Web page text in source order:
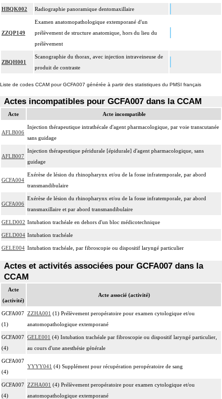
HBQK002 Radiographie panoramique dentomaxillaire
ZZQP149
Examen anatomopathologique extemporané d'un
prélèvement de structure anatomique, hors du lieu du
prélèvement
ZBQH001
Scanographie du thorax, avec injection intraveineuse de
produit de contraste
Liste de codes CCAM pour GCFA007 générée à partir des statistiques du PMSI français
Actes incompatibles pour GCFA007 dans la CCAM
Acte Acte incompatible
AFLB006
Injection thérapeutique intrathécale d'agent pharmacologique, par voie transcutanée
sans guidage
AFLB007
Injection thérapeutique péridurale [épidurale] d'agent pharmacologique, sans
guidage
GCFA004
Exérèse de lésion du rhinopharynx et/ou de la fosse infratemporale, par abord
transmandibulaire
GCFA006
Exérèse de lésion du rhinopharynx et/ou de la fosse infratemporale, par abord
transmaxillaire et par abord transmandibulaire
GELD002 Intubation trachéale en dehors d'un bloc médicotechnique
GELD004 Intubation trachéale
GELE004 Intubation trachéale, par fibroscopie ou dispositif laryngé particulier
Actes et activités associées pour GCFA007 dans la
CCAM
Acte
(activité)
Acte associé (activité)
GCFA007
(1)
ZZHA001 (1) Prélèvement peropératoire pour examen cytologique et/ou
anatomopathologique extemporané
GCFA007
(4)
GELE001 (4) Intubation trachéale par fibroscopie ou dispositif laryngé particulier,
au cours d'une anesthésie générale
GCFA007
(4)
YYYY041 (4) Supplément pour récupération peropératoire de sang
GCFA007
(4)
ZZHA001 (4) Prélèvement peropératoire pour examen cytologique et/ou
anatomopathologique extemporané